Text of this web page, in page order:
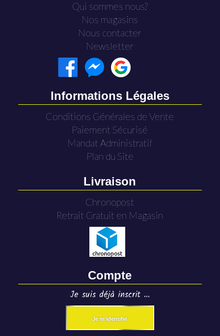
Qui sommes nous?
Nos magasins
Nous contacter
Newsletter
Informations Légales
Conditions Générales de Vente
Paiement Sécurisé
Mandat Administratif
Plan du Site
Livraison
Chronopost
Retrait Gratuit en Magasin
Compte
Je suis déjà inscrit ...
Je m'identifie